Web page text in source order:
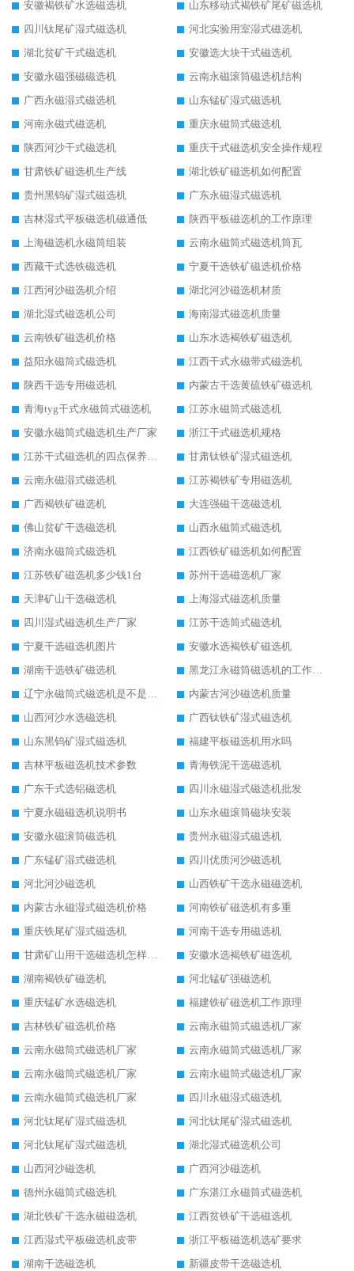
安徽褐铁矿水选磁选机
山东移动式褐铁矿尾矿磁选机
四川钛尾矿湿式磁选机
河北实验用室湿式磁选机
湖北贫矿干式磁选机
安徽选大块干式磁选机
安徽永磁强磁磁选机
云南永磁滚筒磁选机结构
广西永磁湿式磁选机
山东锰矿湿式磁选机
河南永磁式磁选机
重庆永磁筒式磁选机
陕西河沙干式磁选机
重庆干式磁选机安全操作规程
甘肃铁矿磁选机生产线
湖北铁矿磁选机如何配置
贵州黑钨矿湿式磁选机
广东永磁湿式磁选机
吉林湿式平板磁选机磁通低
陕西平板磁选机的工作原理
上海磁选机永磁筒组装
云南永磁筒式磁选机筒瓦
西藏干式选铁磁选机
宁夏干选铁矿磁选机价格
江西河沙磁选机介绍
湖北河沙磁选机材质
湖北湿式磁选机公司
海南湿式磁选机质量
云南铁矿磁选机价格
山东水选褐铁矿磁选机
益阳永磁筒式磁选机
江西干式永磁带式磁选机
陕西干选专用磁选机
内蒙古干选黄硫铁矿磁选机
青海tyg干式永磁筒式磁选机
江苏永磁筒式磁选机
安徽永磁筒式磁选机生产厂家
浙江干式磁选机规格
江苏干式磁选机的四点保养秘籍
甘肃钛铁矿湿式磁选机
云南永磁湿式磁选机
江苏褐铁矿专用磁选机
广西褐铁矿磁选机
大连强磁干选磁选机
佛山贫矿干选磁选机
山西永磁筒式磁选机
济南永磁筒式磁选机
江西铁矿磁选机如何配置
江苏铁矿磁选机多少钱1台
苏州干选磁选机厂家
天津矿山干选磁选机
上海湿式磁选机质量
四川湿式磁选机生产厂家
江苏干选筒式磁选机
宁夏干选磁选机图片
安徽水选褐铁矿磁选机
湖南干选铁矿磁选机
黑龙江永磁筒磁选机的工作原理
辽宁永磁筒式磁选机是不是强磁
内蒙古河沙磁选机质量
山西河沙水选磁选机
广西钛铁矿湿式磁选机
山东黑钨矿湿式磁选机
福建平板磁选机用水吗
吉林平板磁选机技术参数
青海铁泥干选磁选机
广东干式选铝磁选机
四川永磁湿式磁选机批发
宁夏永磁磁选机说明书
山东永磁滚筒磁块安装
安徽永磁滚筒磁选机
贵州永磁湿式磁选机
广东锰矿湿式磁选机
四川优质河沙磁选机
河北河沙磁选机
山西铁矿干选永磁磁选机
内蒙古永磁湿式磁选机价格
河南铁矿磁选机有多重
重庆铁尾矿湿式磁选机
河南干选专用磁选机
甘肃矿山用干选磁选机怎样调磁
安徽水选褐铁矿磁选机
湖南褐铁矿磁选机
河北锰矿强磁选机
重庆锰矿水选磁选机
福建铁矿磁选机工作原理
吉林铁矿磁选机价格
云南永磁筒式磁选机厂家
云南永磁筒式磁选机厂家
云南永磁筒式磁选机厂家
云南永磁筒式磁选机厂家
云南永磁筒式磁选机厂家
云南永磁筒式磁选机厂家
四川永磁湿式磁选机
河北钛尾矿湿式磁选机
河北钛尾矿湿式磁选机
河北钛尾矿湿式磁选机
湖北湿式磁选机公司
山西河沙磁选机
广西河沙磁选机
德州永磁筒式磁选机
广东湛江永磁筒式磁选机
湖北铁矿干选永磁磁选机
江西贫铁矿干选磁选机
江西湿式平板磁选机皮带
浙江平板磁选机选矿要求
湖南干选磁选机
新疆皮带干选磁选机